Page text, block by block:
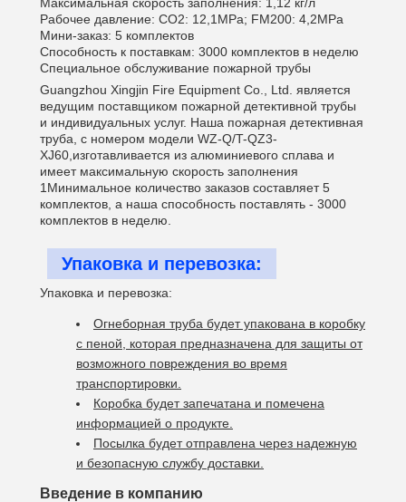
Рабочее давление: CO2: 12,1MPa; FM200: 4,2MPa
Мини-заказ: 5 комплектов
Способность к поставкам: 3000 комплектов в неделю
Специальное обслуживание пожарной трубы
Guangzhou Xingjin Fire Equipment Co., Ltd. является
ведущим поставщиком пожарной детективной трубы
и индивидуальных услуг. Наша пожарная детективная
труба, с номером модели WZ-Q/T-QZ3-
XJ60,изготавливается из алюминиевого сплава и
имеет максимальную скорость заполнения
1Минимальное количество заказов составляет 5
комплектов, а наша способность поставлять - 3000
комплектов в неделю.
Упаковка и перевозка:
Упаковка и перевозка:
Огнеборная труба будет упакована в коробку
с пеной, которая предназначена для защиты от
возможного повреждения во время
транспортировки.
Коробка будет запечатана и помечена
информацией о продукте.
Посылка будет отправлена через надежную
и безопасную службу доставки.
Введение в компанию